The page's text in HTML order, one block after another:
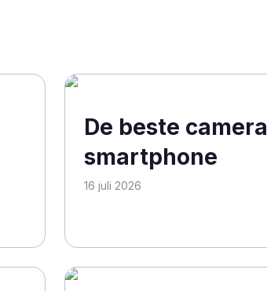
De beste camera
smartphone
16 juli 2026